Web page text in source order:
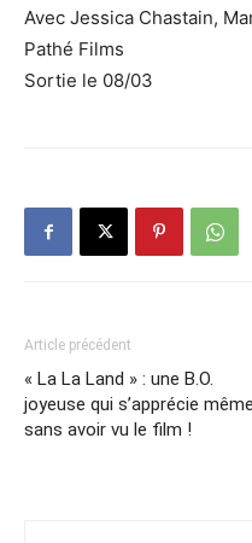
Avec Jessica Chastain,
Pathé Films
Sortie le 08/03
Article précédent
« La La Land » : une B.O.
joyeuse qui s’apprécie même
sans avoir vu le film !